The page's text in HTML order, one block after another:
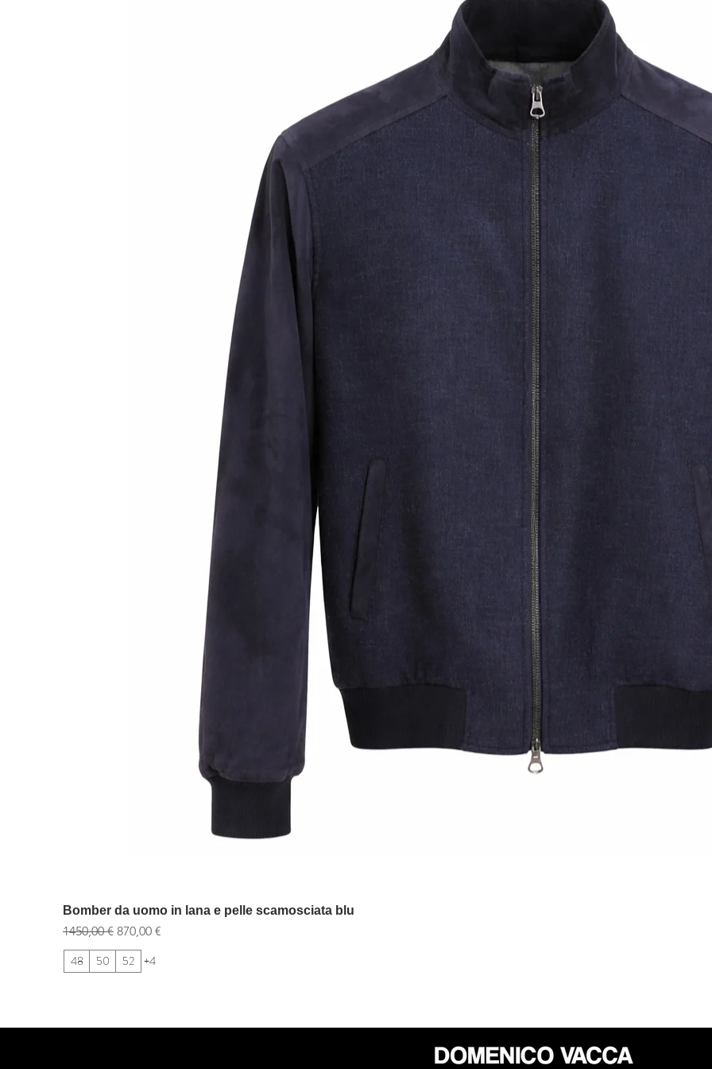
Bomber da uomo in lana e pelle scamosciata blu
Prezzo regolare
1450,00 € Prezzo scontato
870,00 €
48 50 52 +4